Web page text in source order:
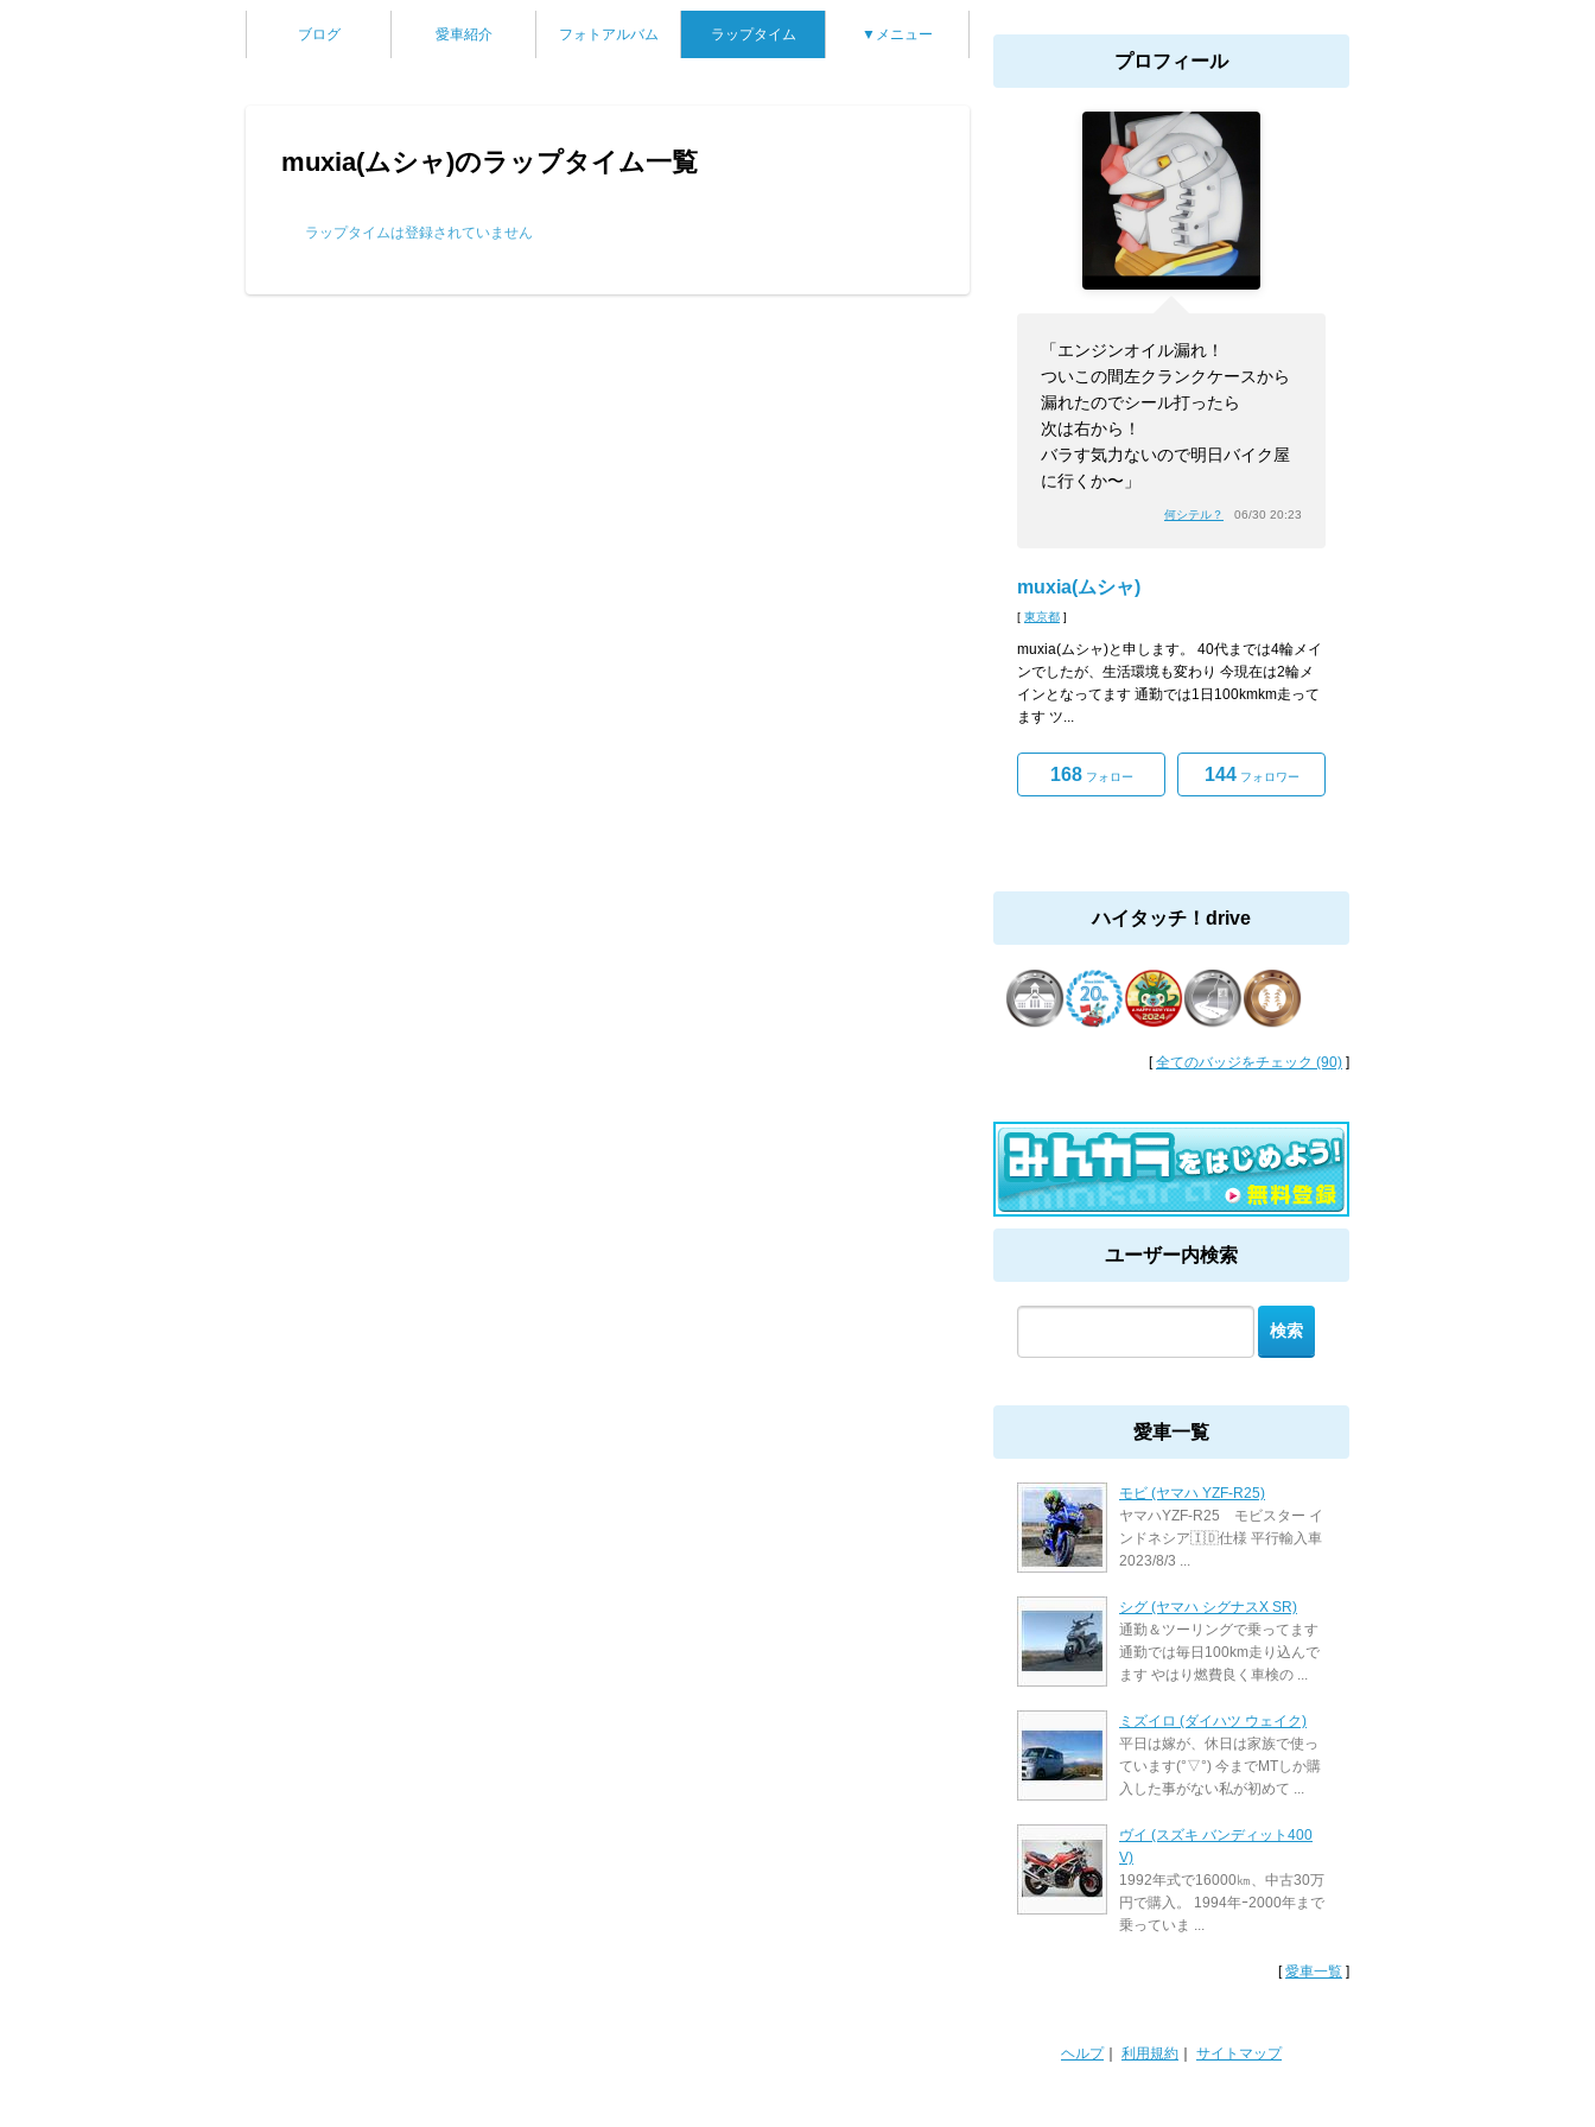
ブログ 愛車紹介 フォトアルバム ラップタイム ▼メニュー
muxia(ムシャ)のラップタイム一覧
ラップタイムは登録されていません
プロフィール
「エンジンオイル漏れ！
ついこの間左クランクケースから
漏れたのでシール打ったら
次は右から！
バラす気力ないので明日バイク屋
に行くか〜」
何シテル？ 06/30 20:23
muxia(ムシャ)
[ 東京都 ]
muxia(ムシャ)と申します。 40代までは4輪メイ
ンでしたが、生活環境も変わり 今現在は2輪メ
インとなってます 通勤では1日100kmkm走って
ます ツ...
168フォロー 144フォロワー
ハイタッチ！drive
[全てのバッジをチェック (90) ]
ユーザー内検索
愛車一覧
モビ (ヤマハ YZF-R25)
ヤマハYZF-R25 モビスター イ
ンドネシア🇮🇩仕様 平行輸入車
2023/8/3 ...
シグ (ヤマハ シグナスX SR)
通勤＆ツーリングで乗ってます
通勤では毎日100km走り込んで
ます やはり燃費良く車検の ...
ミズイロ (ダイハツ ウェイク)
平日は嫁が、休日は家族で使っ
ています(°▽°) 今までMTしか購
入した事がない私が初めて ...
ヴイ (スズキ バンディット400
V)
1992年式で16000㎞、中古30万
円で購入。 1994年ｰ2000年まで
乗っていま ...
[愛車一覧 ]
ヘルプ｜ 利用規約 サイトマップ